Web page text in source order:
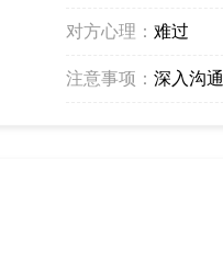
对方心理： 难过
注意事项： 深入沟通